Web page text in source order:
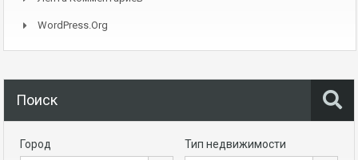
WordPress.org
Поиск
Город Тип недвижимости